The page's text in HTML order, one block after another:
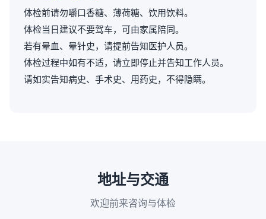
体检前请勿嚼口香糖、薄荷糖、饮用饮料。
体检当日建议不要驾车，可由家属陪同。
若有晕血、晕针史，请提前告知医护人员。
体检过程中如有不适，请立即停止并告知工作人员。
请如实告知病史、手术史、用药史，不得隐瞒。
地址与交通
欢迎前来咨询与体检